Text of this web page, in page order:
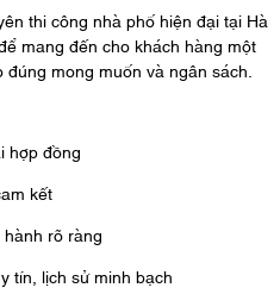
thi công nhà phố hiện đại tại Hà
mang đến cho khách hàng một
mong muốn và ngân sách.
hợp đồng
kết
rõ ràng
tín, lịch sử minh bạch